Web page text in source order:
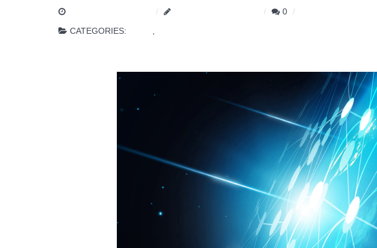
0
CATEGORIES: ,